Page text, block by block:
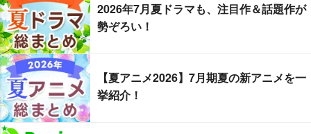
2026年7月夏ドラマも、注目作＆話題作が
勢ぞろい！
【夏アニメ2026】7月期夏の新アニメを一
挙紹介！